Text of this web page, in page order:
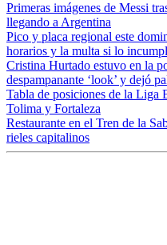
Primeras imágenes de Messi
llegando a Argentina
Pico y placa regional este
horarios y la multa si lo
Cristina Hurtado estuvo en la
despampanante ‘look’ y dejó
Tabla de posiciones de la Liga
Tolima y Fortaleza
Restaurante en el Tren de la
rieles capitalinos